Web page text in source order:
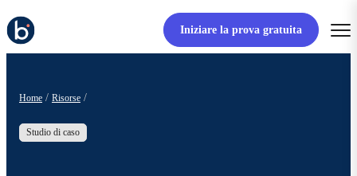
Iniziare la prova gratuita
Home Risorse
Studio di caso